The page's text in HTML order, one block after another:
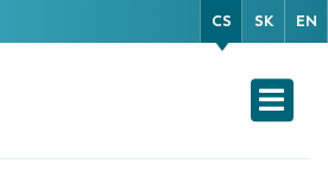
CS SK EN